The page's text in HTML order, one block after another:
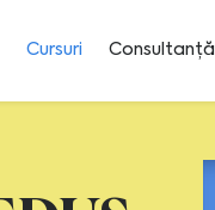
Cursuri Consultanță